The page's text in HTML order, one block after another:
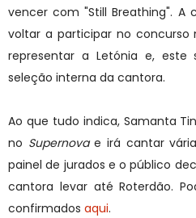
vencer com "Still Breathing".
voltar a participar no concurso
representar a Letónia e, este
seleção interna da cantora.
Ao que tudo indica, Samanta
no Supernovae irá cantar
painel de jurados e o público
cantora levar até Roterdão.
confirmados aqui.